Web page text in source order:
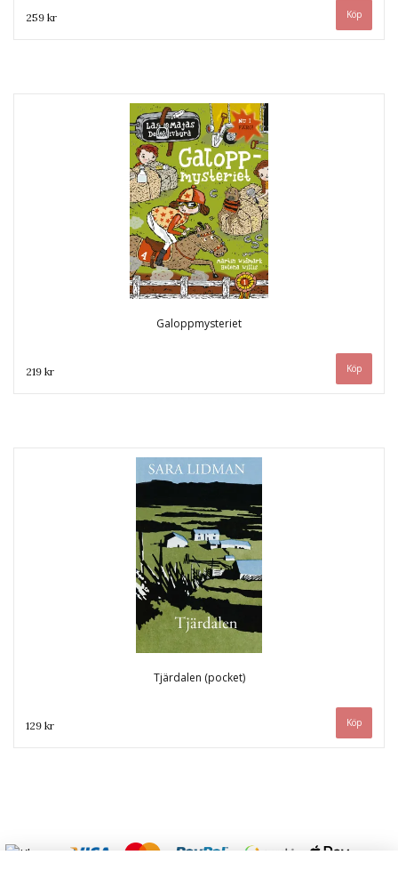
259 kr
Galoppmysteriet
219 kr
Tjärdalen (pocket)
129 kr